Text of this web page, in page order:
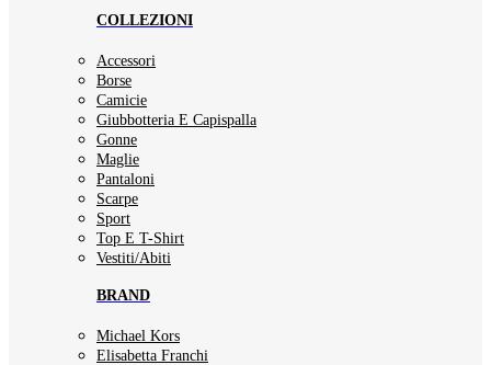
COLLEZIONI
Accessori
Borse
Camicie
Giubbotteria E Capispalla
Gonne
Maglie
Pantaloni
Scarpe
Sport
Top E T-Shirt
Vestiti/Abiti
BRAND
Michael Kors
Elisabetta Franchi